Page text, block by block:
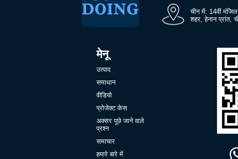
चीन में: 14वीं
शहर, हेनान प्रांत,
मेनू
उत्पाद
समाधान
वीडियो
प्रोजेक्ट केस
अक्सर पूछे जाने वाले
प्रश्न
समाचार
हमारे बारे में